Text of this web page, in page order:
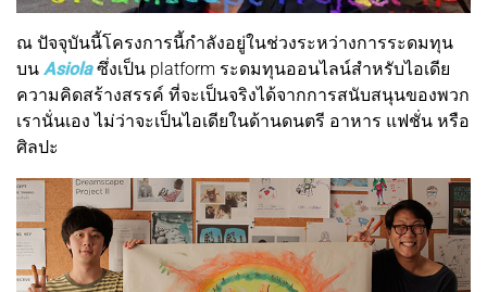
ณ ปัจจุบันนี้โครงการนี้กำลังอยู่ในช่วงระหว่างการระดมทุน
บน Asiola ซึ่งเป็น platform ระดมทุนออนไลน์สำหรับไอเดีย
ความคิดสร้างสรรค์ ที่จะเป็นจริงได้จากการสนับสนุนของพวก
เรานั่นเอง ไม่ว่าจะเป็นไอเดียในด้านดนตรี อาหาร แฟชั่น หรือ
ศิลปะ